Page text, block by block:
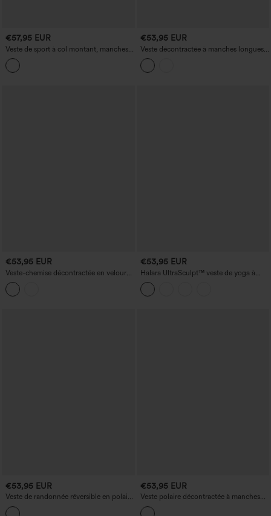
€57,95 EUR
Veste de sport à col montant, manches
longues, ourlet à cordon et poches
€53,95 EUR
Veste décontractée à manches longues
avec poches
€53,95 EUR
Veste-chemise décontractée en velours
côtelé, manches longues, fermeture
boutonnée et poches
€53,95 EUR
Halara UltraSculpt™ veste de yoga à
manches longues avec col montant,
effet push-up, ouverture pour le pouce
et poches.
€53,95 EUR
Veste de randonnée réversible en polaire
à col montant, manches longues,
fermeture éclair et poches (deux looks
€53,95 EUR
Veste polaire décontractée à manches
longues, fermeture éclair et poches